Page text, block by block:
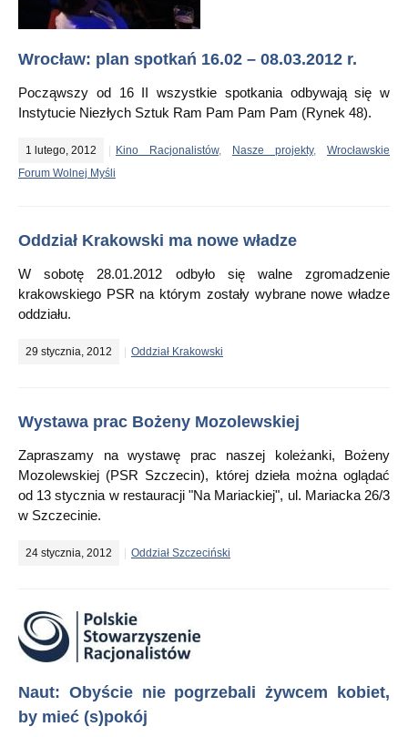
Wrocław: plan spotkań 16.02 – 08.03.2012 r.
Począwszy od 16 II wszystkie spotkania odbywają się w
Instytucie Niezłych Sztuk Ram Pam Pam Pam (Rynek 48).
1 lutego, 2012 Kino Racjonalistów, Nasze projekty, Wrocławskie
Forum Wolnej Myśli
Oddział Krakowski ma nowe władze
W sobotę 28.01.2012 odbyło się walne zgromadzenie
krakowskiego PSR na którym zostały wybrane nowe władze
oddziału.
29 stycznia, 2012 Oddział Krakowski
Wystawa prac Bożeny Mozolewskiej
Zapraszamy na wystawę prac naszej koleżanki, Bożeny
Mozolewskiej (PSR Szczecin), której dzieła można oglądać
od 13 stycznia w restauracji "Na Mariackiej", ul. Mariacka 26/3
w Szczecinie.
24 stycznia, 2012 Oddział Szczeciński
Naut: Obyście nie pogrzebali żywcem kobiet,
by mieć (s)pokój